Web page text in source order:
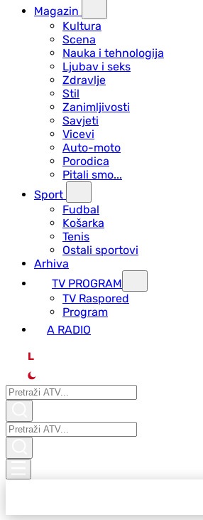
Magazin
Kultura
Scena
Nauka i tehnologija
Ljubav i seks
Zdravlje
Stil
Zanimljivosti
Savjeti
Vicevi
Auto-moto
Porodica
Pitali smo...
Sport
Fudbal
Košarka
Tenis
Ostali sportovi
Arhiva
TV PROGRAM
ТV Raspored
Program
A RADIO
L